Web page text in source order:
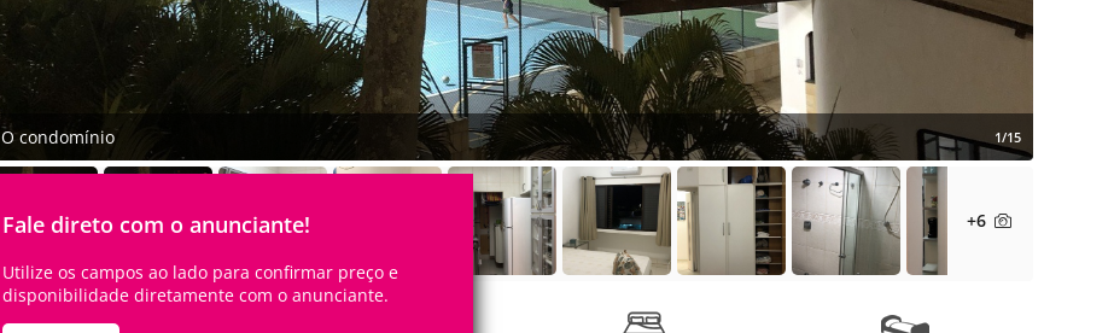
Fale direto com o anunciante!
Utilize os campos ao lado para confirmar preço e
disponibilidade diretamente com o anunciante.
O condomínio 1/15
+6